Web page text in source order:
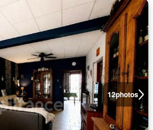
12photos